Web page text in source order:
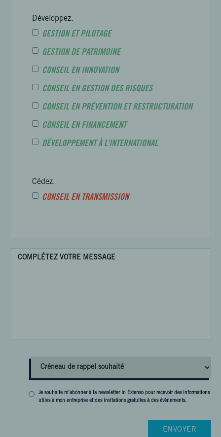
Développez.
GESTION ET PILOTAGE
GESTION DE PATRIMOINE
CONSEIL EN INNOVATION
CONSEIL EN GESTION DES RISQUES
CONSEIL EN PRÉVENTION ET RESTRUCTURATION
CONSEIL EN FINANCEMENT
DÉVELOPPEMENT À L’INTERNATIONAL
Cédez.
CONSEIL EN TRANSMISSION
Je souhaite m’abonner à la newsletter In Extenso pour recevoir des informations
utiles à mon entreprise et des invitations gratuites à des évènements.